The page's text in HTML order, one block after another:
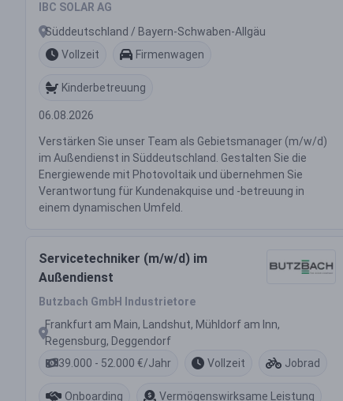
IBC SOLAR AG
Süddeutschland / Bayern-Schwaben-Allgäu
Vollzeit
Firmenwagen
Kinderbetreuung
06.08.2026
Verstärken Sie unser Team als Gebietsmanager (m/w/d)
im Außendienst in Süddeutschland. Gestalten Sie die
Energiewende mit Photovoltaik und übernehmen Sie
Verantwortung für Kundenakquise und -betreuung in
einem dynamischen Umfeld.
Servicetechniker (m/w/d) im
Außendienst
Butzbach GmbH Industrietore
Frankfurt am Main, Landshut, Mühldorf am Inn,
Regensburg, Deggendorf
39.000 - 52.000 €/Jahr
Vollzeit Jobrad
Onboarding Vermögenswirksame Leistung